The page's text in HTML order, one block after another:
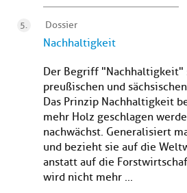
Dossier
Nachhaltigkeit
Der Begriff "Nachhaltigkeit"
preußischen und
Das Prinzip Nachhaltigkeit
mehr Holz geschlagen
nachwächst. Generalisiert
und bezieht sie auf die
anstatt auf die
wird nicht mehr ...